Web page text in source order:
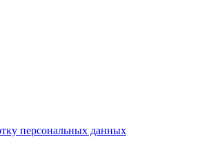
персональных данных